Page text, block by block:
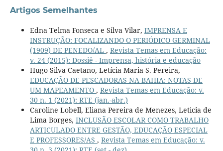
Artigos Semelhantes
Edna Telma Fonseca e Silva Vilar, IMPRENSA E
INSTRUÇÃO: FOCALIZANDO O PERIÓDICO GERMINAL
(1909) DE PENEDO/AL , Revista Temas em Educação:
v. 24 (2015): Dossiê - Imprensa, história e educação
Hugo Silva Caetano, Letícia Maria S. Pereira,
EDUCAÇÃO DE PESCADORAS NA BAHIA: NOTAS DE
UM MAPEAMENTO , Revista Temas em Educação: v.
30 n. 1 (2021): RTE (jan.-abr.)
Caroline Lobell, Eliana Pereira de Menezes, Leticia de
Lima Borges, INCLUSÃO ESCOLAR COMO TRABALHO
ARTICULADO ENTRE GESTÃO, EDUCAÇÃO ESPECIAL
E PROFESSORES/AS , Revista Temas em Educação: v.